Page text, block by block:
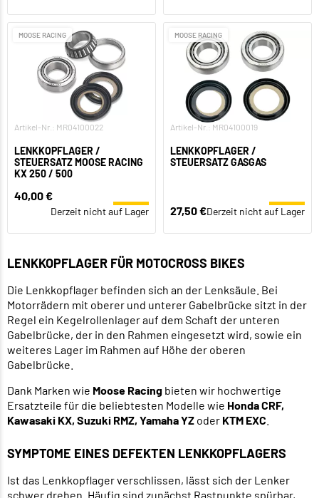
MOOSE RACING
Artikel-Nr.: MR04100022
LENKKOPFLAGER /
STEUERSATZ MOOSE RACING
KX 250 / 500
40,00 €
Derzeit nicht auf Lager
MOOSE RACING
Artikel-Nr.: MR04100019
LENKKOPFLAGER /
STEUERSATZ GASGAS
27,50 €Derzeit nicht auf Lager
LENKKOPFLAGER FÜR MOTOCROSS BIKES
Die Lenkkopflager befinden sich an der Lenksäule. Bei
Motorrädern mit oberer und unterer Gabelbrücke sitzt in der
Regel ein Kegelrollenlager auf dem Schaft der unteren
Gabelbrücke, der in den Rahmen eingesetzt wird, sowie ein
weiteres Lager im Rahmen auf Höhe der oberen
Gabelbrücke.
Dank Marken wie Moose Racing bieten wir hochwertige
Ersatzteile für die beliebtesten Modelle wie Honda CRF,
Kawasaki KX, Suzuki RMZ, Yamaha YZ oder KTM EXC
SYMPTOME EINES DEFEKTEN LENKKOPFLAGERS
Ist das Lenkkopflager verschlissen, lässt sich der Lenker
schwer drehen. Häufig sind zunächst Rastpunkte spürbar,